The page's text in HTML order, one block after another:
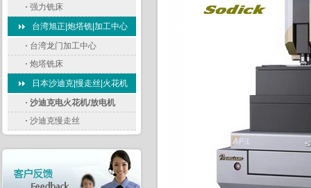
· 强力铣床
台湾旭正|炮塔铣|加工中心
· 台湾龙门加工中心
· 炮塔铣床
日本沙迪克|慢走丝|火花机
· 沙迪克电火花机/放电机
· 沙迪克慢走丝